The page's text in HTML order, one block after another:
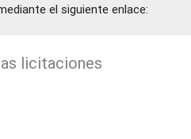
el siguiente enlace:
licitaciones